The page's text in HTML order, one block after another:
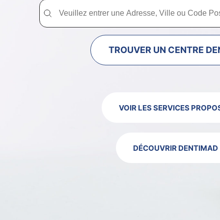
Trouver un centre dentaire Dentimad près
Trouver un centre dentaire Dentimad près de chez vous
TROUVER UN CENTRE
VOIR LES SERVICES
DÉCOUVRIR DENTIMAD